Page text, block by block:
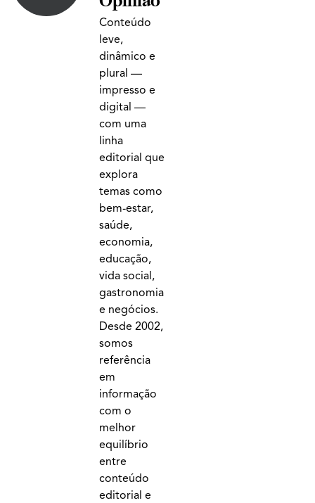
Conteúdo
leve,
dinâmico e
plural —
impresso e
digital —
com uma
linha
editorial que
explora
temas como
bem-estar,
saúde,
economia,
educação,
vida social,
gastronomia
e negócios.
Desde 2002,
somos
referência
em
informação
com o
melhor
equilíbrio
entre
conteúdo
editorial e